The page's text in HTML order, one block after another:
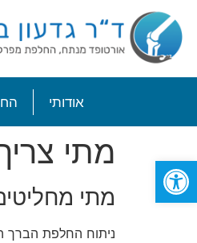
פתח סרגל נגישות
אודותי
מתי
מתי
ניתוח החלפת הברך